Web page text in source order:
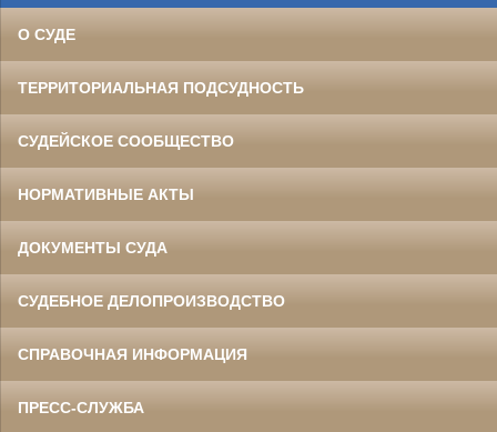
О СУДЕ
ТЕРРИТОРИАЛЬНАЯ ПОДСУДНОСТЬ
СУДЕЙСКОЕ СООБЩЕСТВО
НОРМАТИВНЫЕ АКТЫ
ДОКУМЕНТЫ СУДА
СУДЕБНОЕ ДЕЛОПРОИЗВОДСТВО
СПРАВОЧНАЯ ИНФОРМАЦИЯ
ПРЕСС-СЛУЖБА